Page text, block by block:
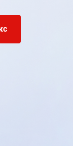
Яндекса и
корпоративный
Иноко
в